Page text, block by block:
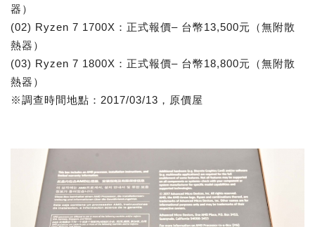
器）
(02) Ryzen 7 1700X：正式報價– 台幣13,500元（無附散
熱器）
(03) Ryzen 7 1800X：正式報價– 台幣18,800元（無附散
熱器）
※調查時間地點：2017/03/13，原價屋